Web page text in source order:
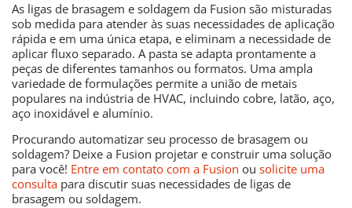
As ligas de brasagem e soldagem da Fusion são misturadas
sob medida para atender às suas necessidades de aplicação
rápida e em uma única etapa, e eliminam a necessidade de
aplicar fluxo separado. A pasta se adapta prontamente a
peças de diferentes tamanhos ou formatos. Uma ampla
variedade de formulações permite a união de metais
populares na indústria de HVAC, incluindo cobre, latão, aço,
aço inoxidável e alumínio.
Procurando automatizar seu processo de brasagem ou
soldagem? Deixe a Fusion projetar e construir uma solução
para você! Entre em contato com a Fusion ou solicite uma
consulta para discutir suas necessidades de ligas de
brasagem ou soldagem.